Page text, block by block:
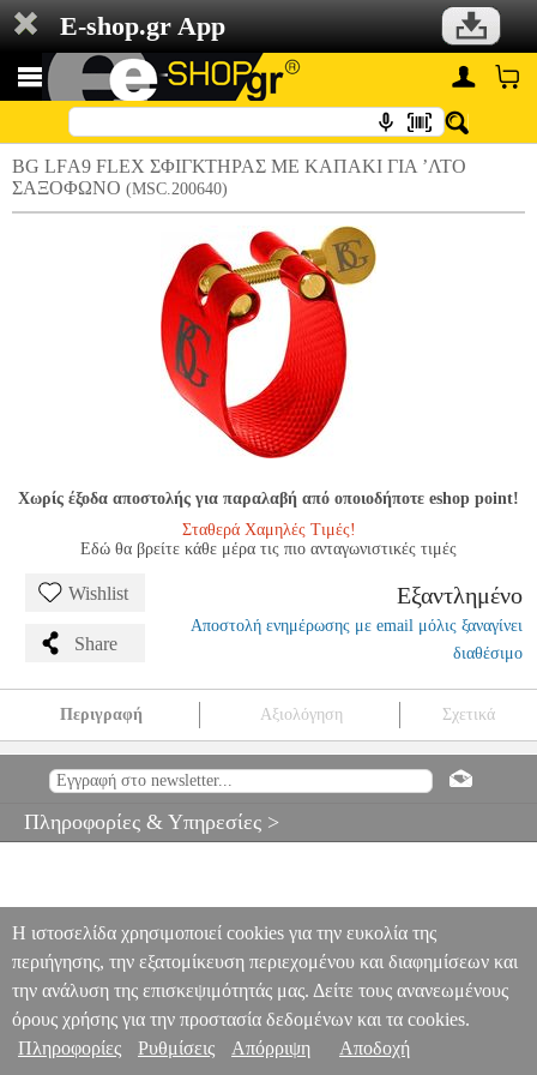
E-shop.gr App
BG LFΑ9 FLEX ΣΦΙΓΚΤΗΡΑΣ ΜΕ ΚΑΠΑΚΙ ΓΙΑ ’ΛΤΟ
ΣΑΞΟΦΩΝΟ (MSC.200640)
Χωρίς έξοδα αποστολής για παραλαβή από οποιοδήποτε eshop point!
Σταθερά Χαμηλές Τιμές!
Εδώ θα βρείτε κάθε μέρα τις πιο ανταγωνιστικές τιμές
Wishlist
Share
Εξαντλημένο
Αποστολή ενημέρωσης με email μόλις ξαναγίνει
διαθέσιμο
Περιγραφή Αξιολόγηση Σχετικά
ΣΑΞΟΦΩΝΟ MSC.200640
ΑΞΕΣΟΥΑΡ
’ΛΤΟ ΣΑΞΟΦΩΝΟ
Πληροφορίες & Υπηρεσίες >
Η ιστοσελίδα χρησιμοποιεί cookies για την ευκολία της
περιήγησης, την εξατομίκευση περιεχομένου και διαφημίσεων και
την ανάλυση της επισκεψιμότητάς μας. Δείτε τους ανανεωμένους
όρους χρήσης για την προστασία δεδομένων και τα cookies.
Πληροφορίες
Ρυθμίσεις Απόρριψη Αποδοχή